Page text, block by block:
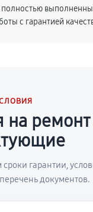
с гарантией
на
гарантии,
документов.